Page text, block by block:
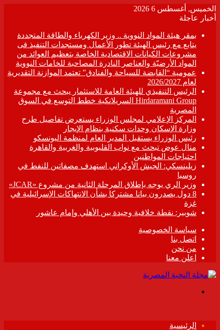
الخميس, أغسطس 6 2026
أخبار عاجلة
بمقر هيئة المواد النووية .. وزير الكهرباء والطاقة المتجددة
يتابع مع رئيس الهيئة تطور الأعمال ومستجدات التنفيذ فى
مشروعات الكيانات الاقتصادية الخاصة بتعظيم العوائد من
المواد الأرضيّة والعناصر النادرة المصاحبة للخامات النووية
عمومية “القابضة للسياحة والفنادق” تعتمد الموازنة التقديرية
لعام 2026/2027
الرئيس التنفيذي للهيئة العامة للاستثمار يبحث مع مجموعة
Hirdaramani Group السريلانكية خطط التوسع في السوق
المصرية
المركز الإعلامي لمجلس الوزراء يستعرض تفاصيل طرح
وزارة الإسكان وحدات سكنية بنظام الإيجار
رئيس الوزراء يستقبل المدير العام لمنظمة اليونسكو
منال عوض تبحث مع نواب القليوبية والغربية والقاهرة
احتياجات المواطنين
زيلينسكي: الجيش الأوكراني استهدف مصفاتين للنفط في
روسيا
وزير الري يوجه بإطلاق المرحلة الثانية من مشروع «JCAR»
8 دول يصدرون بيانا مشتركا بشأن الانتهاكات الإسرائيلية في
غزة
شوبير: نقطة خلافية وحيدة بين الأهلي وإمام عاشور
سياسة الخصوصية
اتصل بنا
من نحن
اعلن معنا
الرئيسية